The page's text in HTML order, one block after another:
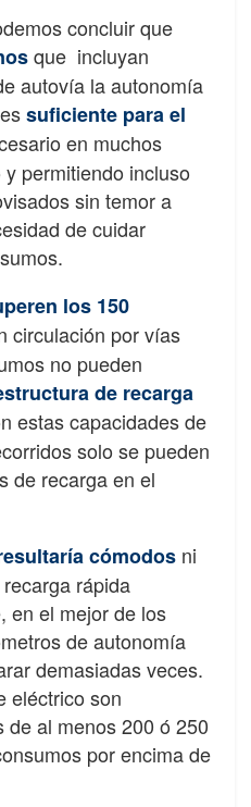
concluir que
que incluyan
autovía la autonomía
suficiente para el
en muchos
permitiendo incluso
sin temor a
de cuidar
los 150
circulación por vías
no pueden
de recarga
estas capacidades de
solo se pueden
de recarga en el
cómodos ni
rápida
en el mejor de los
de autonomía
demasiadas veces.
eléctrico son
al menos 200 ó 250
por encima de